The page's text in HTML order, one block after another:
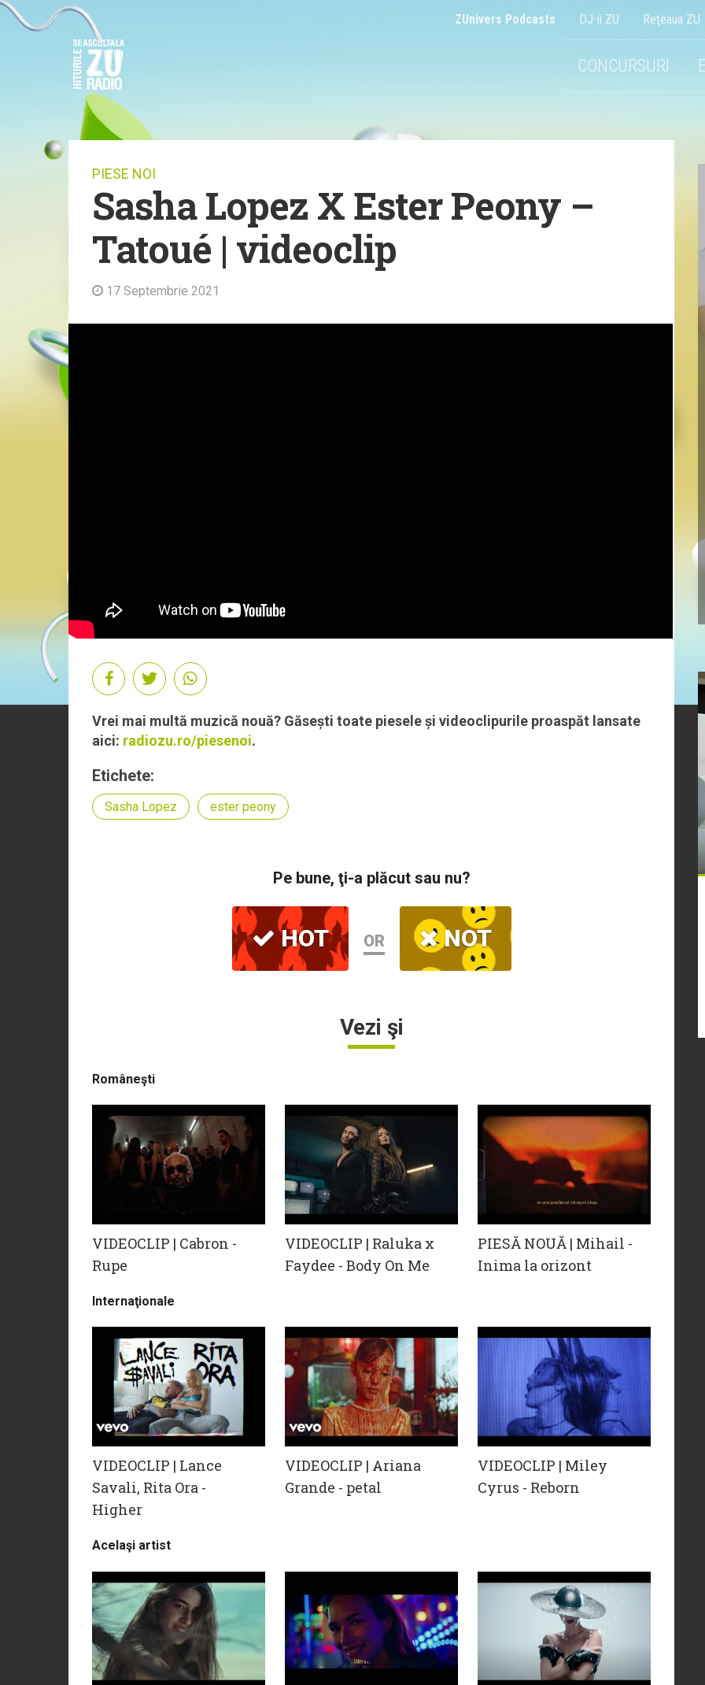
ZUnivers Podcasts DJ-ii ZU Reţeaua ZU
CONCURSURI
PIESE NOI
Sasha Lopez X Ester Peony –
Tatoué | videoclip
17 Septembrie 2021
Vrei mai multă muzică nouă? Găsești toate piesele și videoclipurile proaspăt lansate
aici: radiozu.ro/piesenoi.
Etichete:
Sasha Lopez ester peony
Pe bune, ţi-a plăcut sau nu?
HOT OR NOT
Vezi şi
Româneşti
VIDEOCLIP | Cabron -
Rupe
VIDEOCLIP | Raluka x
Faydee - Body On Me
PIESĂ NOUĂ | Mihail -
Inima la orizont
Internaţionale
VIDEOCLIP | Lance
Savali, Rita Ora -
Higher
VIDEOCLIP | Ariana
Grande - petal
VIDEOCLIP | Miley
Cyrus - Reborn
Acelaşi artist